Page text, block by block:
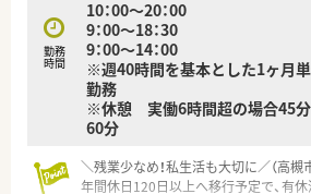
勤務
時間
10：00～20：00
9：00～18：30
9：00～14：00
※週40時間を基本とした1ヶ月
勤務
※休憩 実働6時間超の場合45分
60分
＼残業少なめ！私生活も大切に／（高槻
年間休日120日以上へ移行予定で、有